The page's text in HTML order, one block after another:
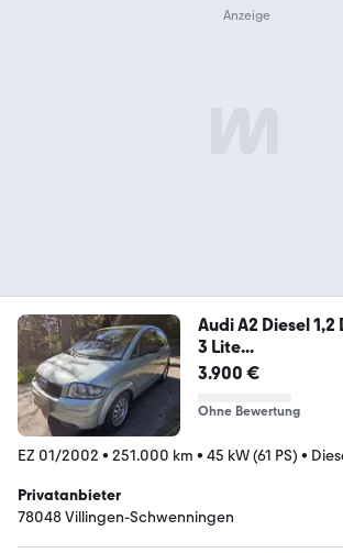
Audi A2 Diesel
3 Lite...
3.900 €
Ohne Bewertung
EZ 01/2002 • 251.000 km • 45 kW (61 PS) •
Privatanbieter
78048 Villingen-Schwenningen